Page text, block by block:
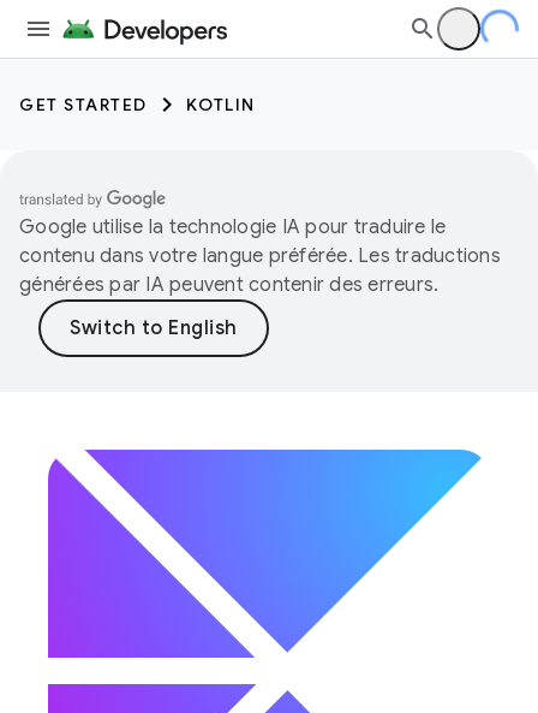
GET STARTED KOTLIN
Google utilise la technologie IA pour traduire le
contenu dans votre langue préférée. Les traductions
générées par IA peuvent contenir des erreurs.